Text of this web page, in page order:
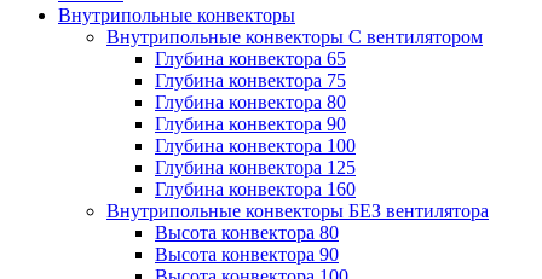
Внутрипольные конвекторы
Внутрипольные конвекторы С вентилятором
Глубина конвектора 65
Глубина конвектора 75
Глубина конвектора 80
Глубина конвектора 90
Глубина конвектора 100
Глубина конвектора 125
Глубина конвектора 160
Внутрипольные конвекторы БЕЗ вентилятора
Высота конвектора 80
Высота конвектора 90